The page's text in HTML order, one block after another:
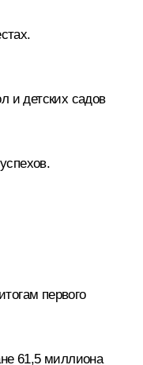
и детских садов
первого
61,5 миллиона